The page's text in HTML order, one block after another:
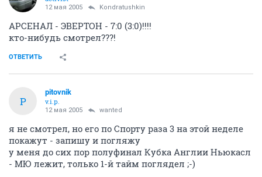
12 мая 2005 Kondratushkin
АРСЕНАЛ - ЭВЕРТОН - 7:0 (3:0)!!!!
кто-нибудь смотрел???!
ОТВЕТИТЬ
P
pitovnik
v.i.p.
12 мая 2005 wanted
я не смотрел, но его по Спорту раза 3 на этой неделе
покажут - запишу и погляжу
у меня до сих пор полуфинал Кубка Англии Ньюкасл
- МЮ лежит, только 1-й тайм поглядел ;-)